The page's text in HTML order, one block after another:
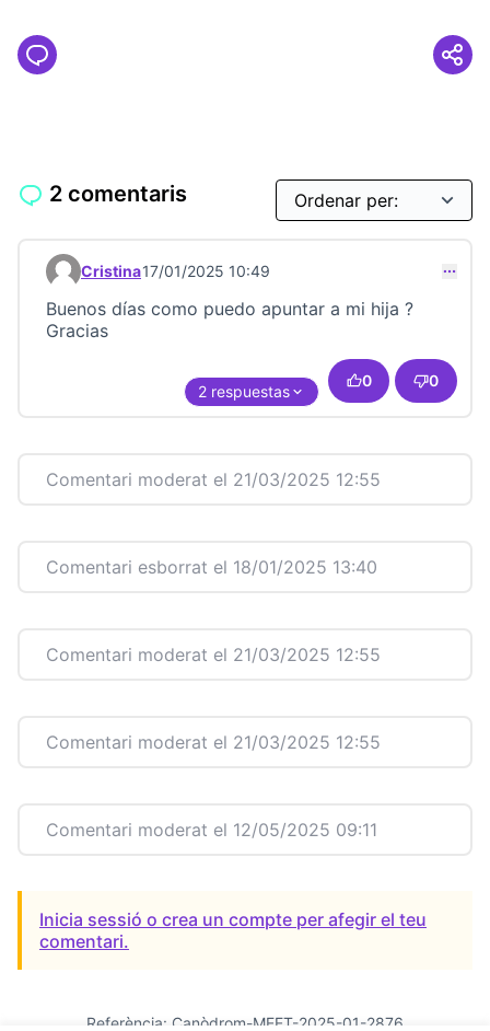
2 comentaris
Comentari 23499
Cristina17/01/2025 10:49
Buenos días como puedo apuntar a mi hija ?
Gracias
0 0
2 respuestas
Comentari moderat el 21/03/2025 12:55
Comentari esborrat el 18/01/2025 13:40
Comentari moderat el 21/03/2025 12:55
Comentari moderat el 21/03/2025 12:55
Comentari moderat el 12/05/2025 09:11
Inicia sessió o crea un compte per afegir el teu
comentari.
Referència: Canòdrom-MEET-2025-01-2876